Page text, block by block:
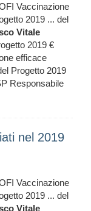
Vaccinazione
2019 ... del
Vitale
2019 €
efficace
Progetto 2019
Responsabile
nel 2019
Vaccinazione
2019 ... del
Vitale